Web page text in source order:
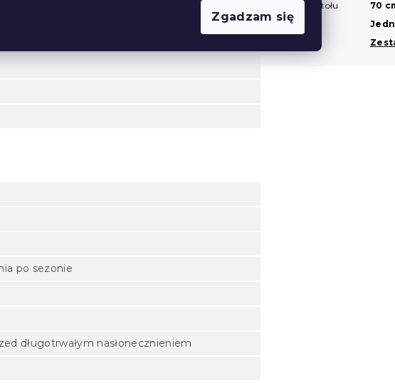
Zgadzam się
po sezonie
długotrwałym nasłonecznieniem
Wysokość stołu
70
Wzór